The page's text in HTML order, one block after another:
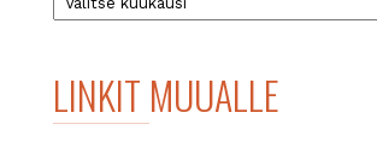
LINKIT MUUALLE